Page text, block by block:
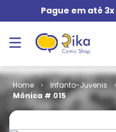
Pague em até
Infanto-Juvenis
Mônica # 015